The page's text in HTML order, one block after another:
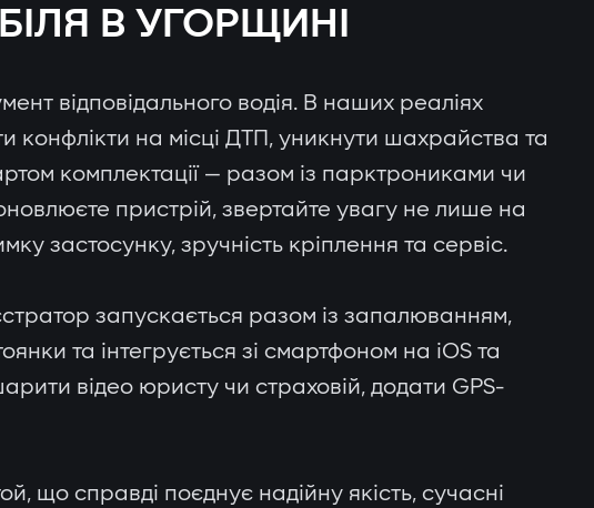
В УГОРЩИНІ
відповідального водія. В наших реаліях
конфлікти на місці ДТП, уникнути шахрайства та
комплектації — разом із парктрониками чи
пристрій, звертайте увагу не лише на
застосунку, зручність кріплення та сервіс.
запускається разом із запалюванням,
та інтегрується зі смартфоном на iOS та
відео юристу чи страховій, додати GPS-
що справді поєднує надійну якість, сучасні